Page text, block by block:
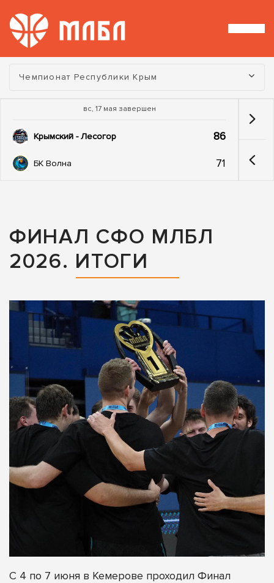
Турнир:
Чемпионат Республики Крым
вс, 17 мая завершен
Крымский - Лесогор 86
БК Волна 71
ФИНАЛ СФО МЛБЛ
2026. ИТОГИ
С 4 по 7 июня в Кемерове проходил Финал